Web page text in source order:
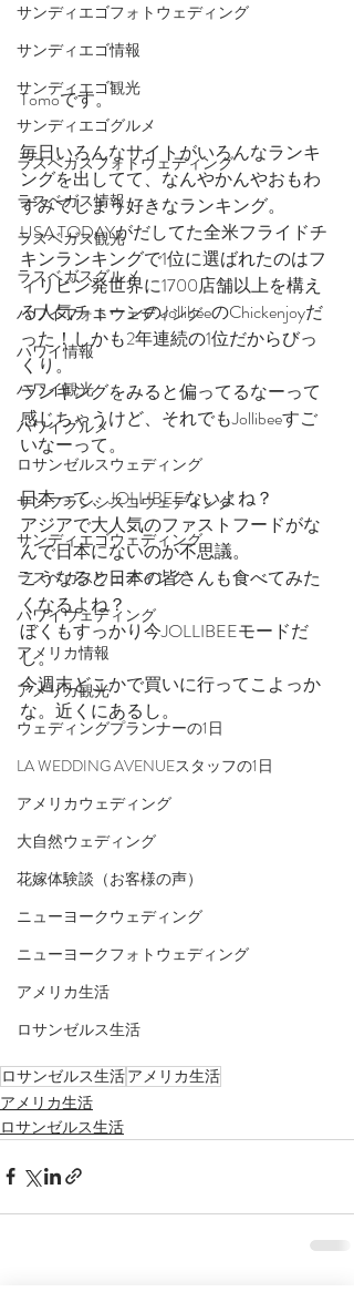
サンディエゴフォトウェディング
サンディエゴ情報
サンディエゴ観光
サンディエゴグルメ
ラスベガスフォトウェディング
ラスベガス情報
ラスベガス観光
ラスベガスグルメ
ハワイフォトウェディング
ハワイ情報
ハワイ観光
ハワイグルメ
ロサンゼルスウェディング
サンフランシスコウェディング
サンディエゴウェディング
ラスベガスウェディング
ハワイウェディング
アメリカ情報
アメリカ観光
ウェディングプランナーの1日
LA WEDDING AVENUEスタッフの1日
アメリカウェディング
大自然ウェディング
花嫁体験談（お客様の声）
ニューヨークウェディング
ニューヨークフォトウェディング
アメリカ生活
ロサンゼルス生活
Tomoです。
毎日いろんなサイトがいろんなランキ
ングを出してて、なんやかんやおもわ
ずみてしまう好きなランキング。
USA TODAYがだしてた全米フライドチ
キンランキングで1位に選ばれたのはフ
ィリピン発世界に1700店舗以上を構え
る人気チェーンのJollibeeのChickenjoyだ
った！しかも2年連続の1位だからびっ
くり。
ランキングをみると偏ってるなーって
感じちゃうけど、それでもJollibeeすご
いなーって。
日本って、JOLLIBEEないよね？
アジアで大人気のファストフードがな
んで日本にないのか不思議。
こうなると日本の皆さんも食べてみた
くなるよね？
ぼくもすっかり今JOLLIBEEモードだ
し。
今週末どこかで買いに行ってこよっか
な。近くにあるし。
ロサンゼルス生活アメリカ生活
アメリカ生活
ロサンゼルス生活